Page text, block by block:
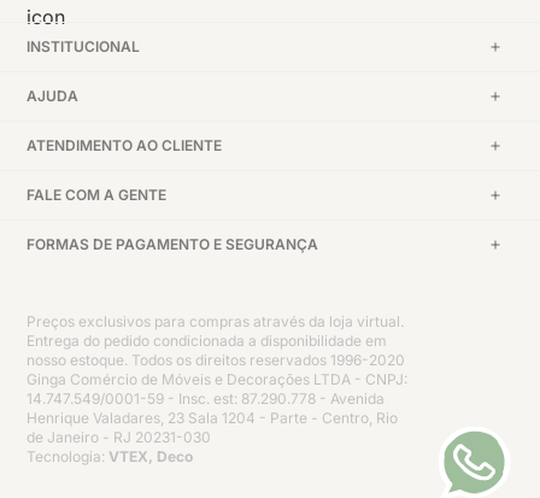
INSTITUCIONAL
AJUDA
ATENDIMENTO AO CLIENTE
FALE COM A GENTE
FORMAS DE PAGAMENTO E SEGURANÇA
Preços exclusivos para compras através da loja virtual.
Entrega do pedido condicionada a disponibilidade em
nosso estoque. Todos os direitos reservados 1996-2020
Ginga Comércio de Móveis e Decorações LTDA - CNPJ:
14.747.549/0001-59 - Insc. est: 87.290.778 - Avenida
Henrique Valadares, 23 Sala 1204 - Parte - Centro, Rio
de Janeiro - RJ 20231-030
Tecnologia: VTEX, Deco